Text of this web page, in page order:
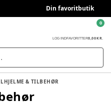
Din favoritbutik
LOG INDFAVORITTER0,00 KR.
0
& TILBEHØR